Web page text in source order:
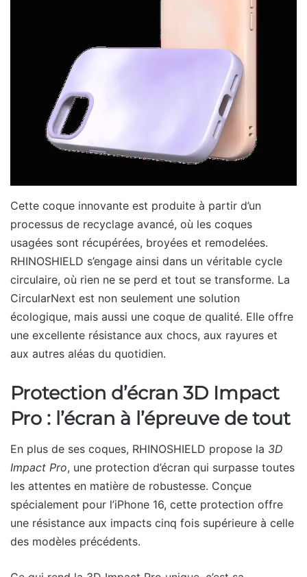
Cette coque innovante est produite à partir d’un
processus de recyclage avancé, où les coques
usagées sont récupérées, broyées et remodelées.
RHINOSHIELD s’engage ainsi dans un véritable cycle
circulaire, où rien ne se perd et tout se transforme. La
CircularNext est non seulement une solution
écologique, mais aussi une coque de qualité. Elle offre
une excellente résistance aux chocs, aux rayures et
aux autres aléas du quotidien.
Protection d’écran 3D Impact
Pro : l’écran à l’épreuve de tout
En plus de ses coques, RHINOSHIELD propose la 3D
Impact Pro, une protection d’écran qui surpasse toutes
les attentes en matière de robustesse. Conçue
spécialement pour l’iPhone 16, cette protection offre
une résistance aux impacts cinq fois supérieure à celle
des modèles précédents.